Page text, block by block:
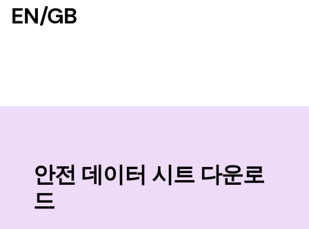
EN/GB
안전 데이터 시트 다운로
드